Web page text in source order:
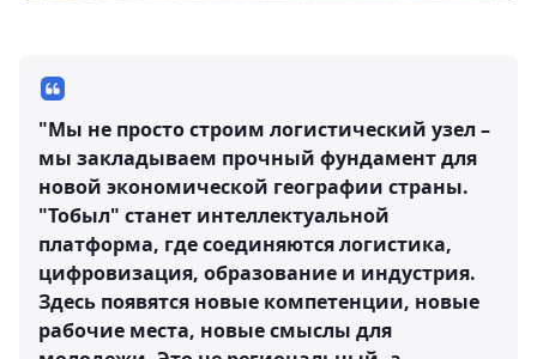
"Мы не просто строим логистический узел –
мы закладываем прочный фундамент для
новой экономической географии страны.
"Тобыл" станет интеллектуальной
платформа, где соединяются логистика,
цифровизация, образование и индустрия.
Здесь появятся новые компетенции, новые
рабочие места, новые смыслы для